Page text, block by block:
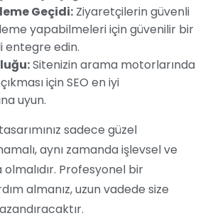
Geçidi: Ziyaretçilerin güvenli
yapabilmeleri için güvenilir bir
entegre edin.
Sitenizin arama motorlarında
için SEO en iyi
uyun.
sadece güzel
aynı zamanda işlevsel ve
olmalıdır. Profesyonel bir
almanız, uzun vadede size